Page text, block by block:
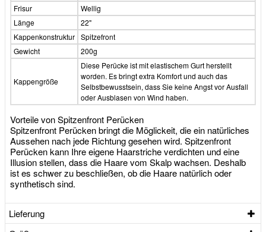
Frisur
Wellig
Länge
22"
Kappenkonstruktur Spitzefront
Gewicht
200g
Kappengröße
Diese Perücke ist mit elastischem Gurt herstellt
worden. Es bringt extra Komfort und auch das
Selbstbewusstsein, dass Sie keine Angst vor Ausfall
oder Ausblasen von Wind haben.
Vorteile von Spitzenfront Perücken
Spitzenfront Perücken bringt die Möglickeit, die ein natürliches
Aussehen nach jede Richtung gesehen wird. Spitzenfront
Perücken kann Ihre eigene Haarstriche verdichten und eine
Illusion stellen, dass die Haare vom Skalp wachsen. Deshalb
ist es schwer zu beschließen, ob die Haare natürlich oder
synthetisch sind.
Lieferung